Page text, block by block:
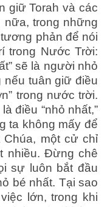
giữ Torah và các
trong những
phản để nói
trong Nước Trời:
sẽ là người nhỏ
nếu tuân giữ điều
trong nước trời.
điều “nhỏ nhất,”
ta không mấy để
Chúa, một cử chỉ
nhiều. Đừng chê
sự luôn bắt đầu
bé nhất. Tại sao
lớn, trong khi